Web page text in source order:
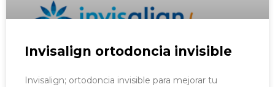
Invisalign ortodoncia invisible
Invisalign; ortodoncia invisible para mejorar tu